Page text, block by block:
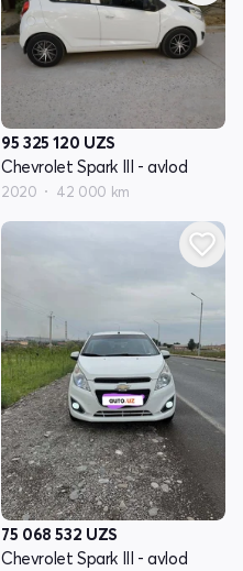
95 325 120 UZS
Chevrolet Spark III - avlod
2020 42 000 km
75 068 532 UZS
Chevrolet Spark III - avlod